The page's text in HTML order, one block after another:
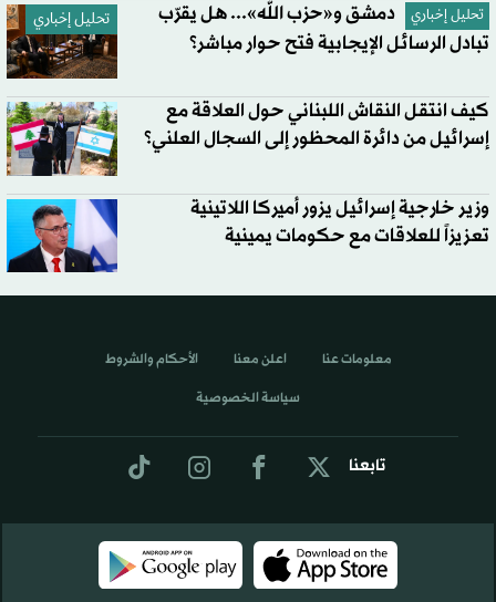
تحليل إخباري تحليل إخباري
دمشق و«حزب الله»... هل يقرّب
تبادل الرسائل الإيجابية فتح حوار مباشر؟
كيف انتقل النقاش اللبناني حول العلاقة مع
إسرائيل من دائرة المحظور إلى السجال العلني؟
وزير خارجية إسرائيل يزور أميركا اللاتينية
تعزيزاً للعلاقات مع حكومات يمينية
تابعنا
معلومات عنا اعلن معنا الأحكام والشروط
سياسة الخصوصية